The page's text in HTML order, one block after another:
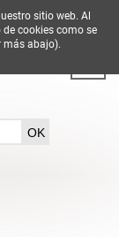
EN ES FR
sitio web. Al
cookies como se
(ver más abajo).